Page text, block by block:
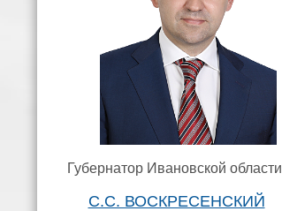
Губернатор Ивановской области
С.С. ВОСКРЕСЕНСКИЙ